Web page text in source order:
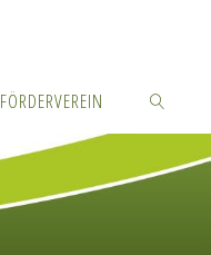
FÖRDERVEREIN
SUCHEN